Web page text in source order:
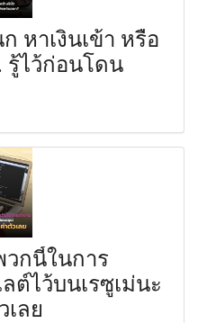
หาเงินเข้า หรือ
รู้ไว้ก่อนโดน
วกนี้ในการ
ต์ไว้บนเรซูเม่นะ
ลย